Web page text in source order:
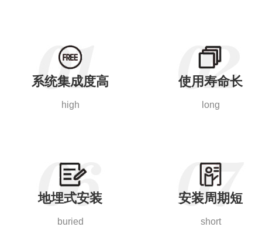
系统集成度高
high
使用寿命长
long
地埋式安装
buried
安装周期短
short